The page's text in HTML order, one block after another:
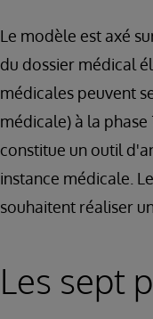
Le modèle est axé
du dossier médical
médicales peuvent
médicale) à la
constitue un outil
instance médicale.
souhaitent réaliser
Les sept